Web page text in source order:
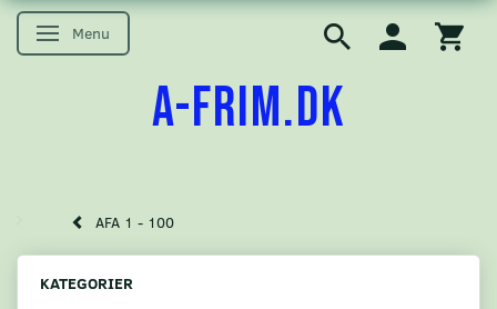
Skifte navigation
Menu
A-FRIM.DK
AFA 1 - 100
KATEGORIER